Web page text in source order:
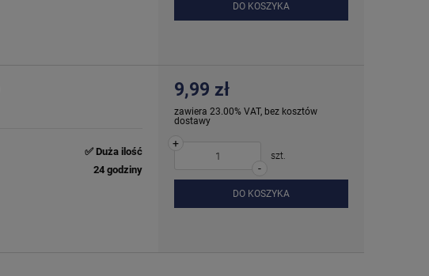
DO KOSZYKA
✅ Duża ilość
24 godziny
9,99 zł
zawiera 23.00% VAT, bez kosztów
dostawy
-
+
szt.
DO KOSZYKA